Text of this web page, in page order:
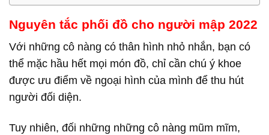
Nguyên tắc phối đồ cho người mập 2022
Với những cô nàng có thân hình nhỏ nhắn, bạn có
thể mặc hầu hết mọi món đồ, chỉ cần chú ý khoe
được ưu điểm về ngoại hình của mình để thu hút
người đối diện.
Tuy nhiên, đối những những cô nàng mũm mĩm,